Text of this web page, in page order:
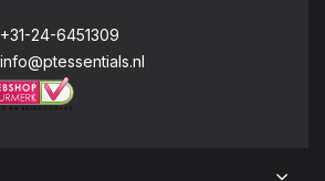
+31-24-6451309
info@ptessentials.nl